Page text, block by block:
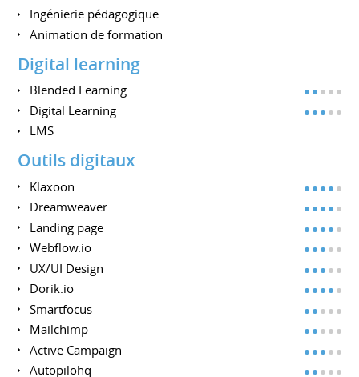
Ingénierie pédagogique
Animation de formation
Digital learning
Blended Learning
Digital Learning
LMS
Outils digitaux
Klaxoon
Dreamweaver
Landing page
Webflow.io
UX/UI Design
Dorik.io
Smartfocus
Mailchimp
Active Campaign
Autopilohq